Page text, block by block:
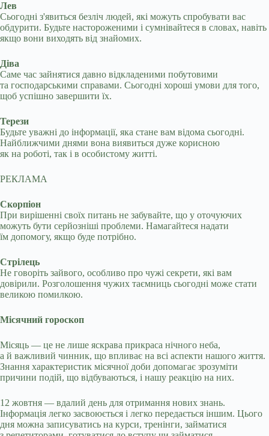
Лев
Сьогодні з'явиться безліч людей, які можуть спробувати вас
обдурити. Будьте настороженими і сумнівайтеся в словах, навіть
якщо вони виходять від знайомих.
Діва
Саме час зайнятися давно відкладеними побутовими
та господарськими справами. Сьогодні хороші умови для того,
щоб успішно завершити їх.
Терези
Будьте уважні до інформації, яка стане вам відома сьогодні.
Найближчими днями вона виявиться дуже корисною
як на роботі, так і в особистому житті.
РЕКЛАМА
Скорпіон
При вирішенні своїх питань не забувайте, що у оточуючих
можуть бути серйозніші проблеми. Намагайтеся надати
їм допомогу, якщо буде потрібно.
Стрілець
Не говоріть зайвого, особливо про чужі секрети, які вам
довірили. Розголошення чужих таємниць сьогодні може стати
великою помилкою.
Місячний гороскоп
Місяць — це не лише яскрава прикраса нічного неба,
а й важливий чинник, що впливає на всі аспекти нашого життя.
Знання характеристик місячної доби допомагає зрозуміти
причини подій, що відбуваються, і нашу реакцію на них.
12 жовтня — вдалий день для отримання нових знань.
Інформація легко засвоюється і легко передається іншим. Цього
дня можна записуватись на курси, тренінги, займатися